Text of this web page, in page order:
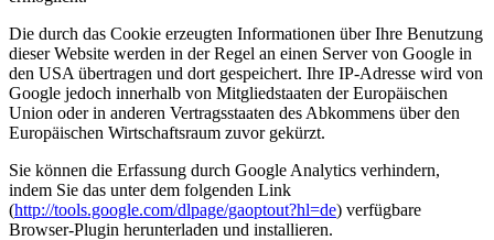
Die durch das Cookie erzeugten Informationen über Ihre Benutzung
dieser Website werden in der Regel an einen Server von Google in
den USA übertragen und dort gespeichert. Ihre IP-Adresse wird von
Google jedoch innerhalb von Mitgliedstaaten der Europäischen
Union oder in anderen Vertragsstaaten des Abkommens über den
Europäischen Wirtschaftsraum zuvor gekürzt.
Sie können die Erfassung durch Google Analytics verhindern,
indem Sie das unter dem folgenden Link
(http://tools.google.com/dlpage/gaoptout?hl=de) verfügbare
Browser-Plugin herunterladen und installieren.